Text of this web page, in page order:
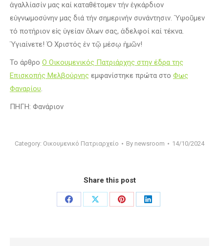
ἀγαλλίασίν μας καί καταθέτομεν τήν ἐγκάρδιον
εὐγνωμοσύνην μας διά τήν σημερινήν συνάντησιν. Ὑψοῦμεν
τό ποτήριον εἰς ὑγείαν ὅλων σας, ἀδελφοί καί τέκνα.
Ὑγιαίνετε! Ὁ Χριστός ἐν τῷ μέσῳ ἡμῶν!
Το άρθρο Ο Οικουμενικός Πατριάρχης στην έδρα της
Επισκοπής Μελβούρνης εμφανίστηκε πρώτα στο Φως
Φαναρίου.
ΠΗΓΗ: Φανάριον
Category: Οικουμενικό Πατριαρχείο By newsroom 14/10/2024
Share this post
Share
Share
Share
Share